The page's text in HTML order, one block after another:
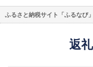
ふるさと納税サイト「ふるなび」
返